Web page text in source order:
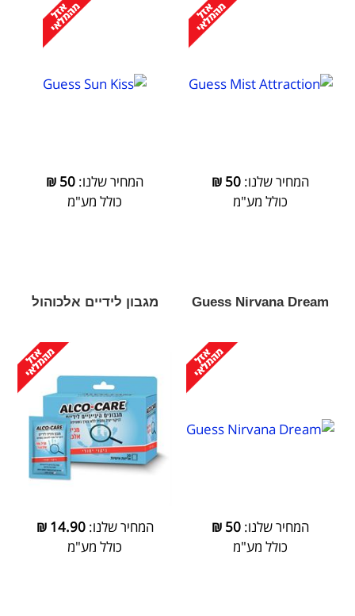
המחיר שלנו: 50
₪
כולל מע"מ
המחיר שלנו: 50
₪
כולל מע"מ
Guess Nirvana Dream
המחיר שלנו: 50
₪
כולל מע"מ
מגבון לידיים אלכוהול
המחיר שלנו:14.90
₪
כולל מע"מ